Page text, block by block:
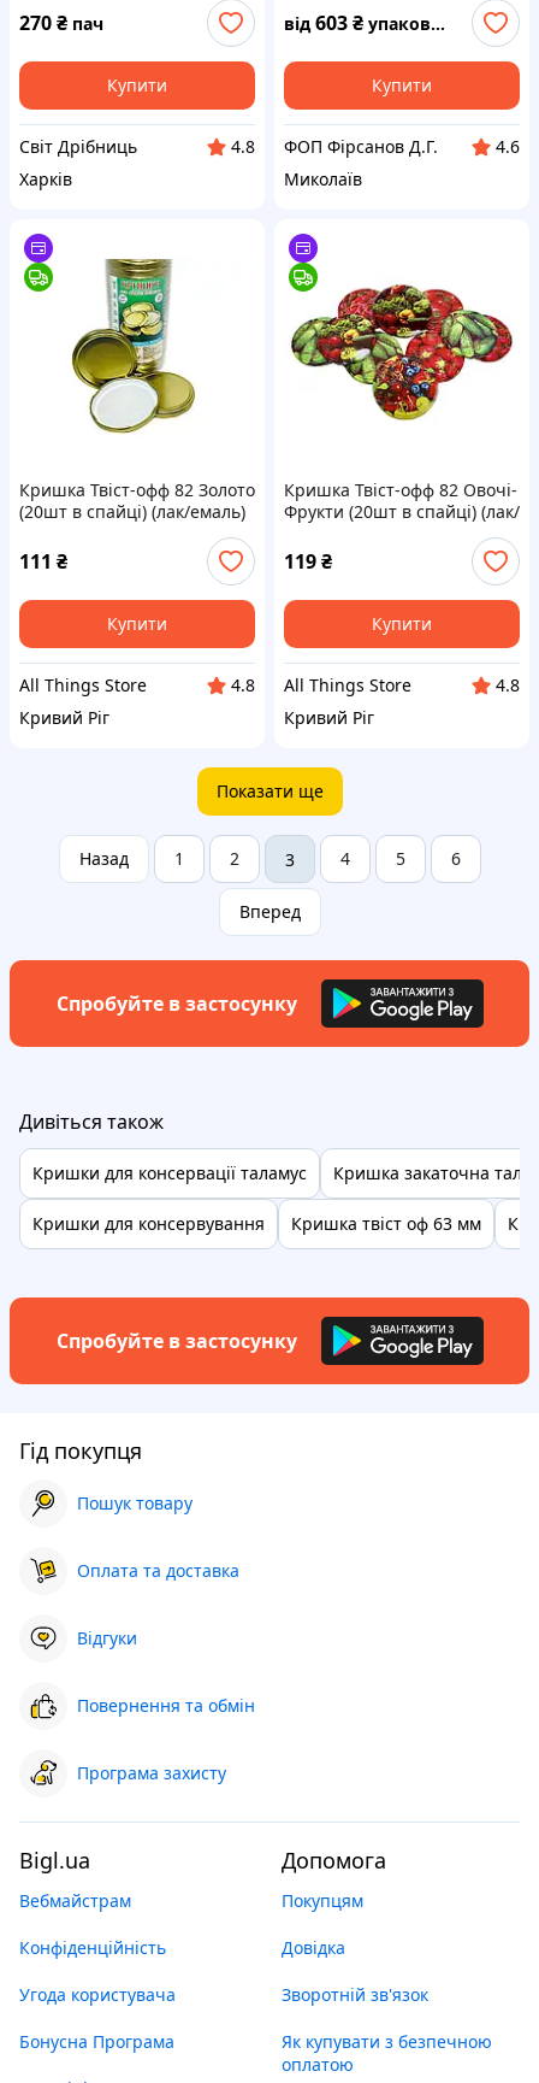
270₴ пач
Купити
Світ Дрібниць
4.8
Харків
від 603₴ упаковка
Купити
ФОП Фірсанов Д.Г.
4.6
Миколаїв
Кришка Твіст-офф 82 Золото
(20шт в спайці) (лак/емаль)
111 ₴
Купити
All Things Store
4.8
Кривий Ріг
Кришка Твіст-офф 82 Овочі-
Фрукти (20шт в спайці) (лак/
119₴
Купити
All Things Store
4.8
Кривий Ріг
Показати ще
Назад 1 2 3 4 5 6
Вперед
Спробуйте в застосунку
Дивіться також
Кришки для консервації таламус Кришка закаточна
Кришки для консервування Кришка твіст оф 63 мм
Спробуйте в застосунку
Гід покупця
Пошук товару
Оплата та доставка
Відгуки
Повернення та обмін
Програма захисту
Bigl.ua
Вебмайстрам
Конфіденційність
Угода користувача
Бонусна Програма
Допомога
Покупцям
Довідка
Зворотній зв'язок
Як купувати з безпечною
оплатою